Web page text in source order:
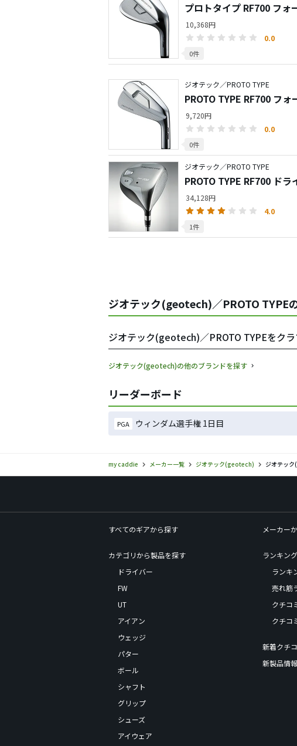
プロトタイプ RF700 フォ
10,368円
0.0
0件
ジオテック／PROTO TYPE
PROTO TYPE RF700 フ
9,720円
0.0
0件
ジオテック／PROTO TYPE
PROTO TYPE RF700 ドラ
34,128円
4.0
1件
ジオテック(geotech)／PROTO TYPE
ジオテック(geotech)／PROTO TYPEをク
ジオテック(geotech)の他のブランドを探す
リーダーボード
PGA ウィンダム選手権 1日目
my caddie メーカー一覧 ジオテック(geotech) ジオテッ
すべてのギアから探す
カテゴリから製品を探す
ドライバー
FW
UT
アイアン
ウェッジ
パター
ボール
シャフト
グリップ
シューズ
アイウェア
メーカー
ランキン
ランキ
売れ筋
クチコ
クチコ
新着クチ
新製品情報